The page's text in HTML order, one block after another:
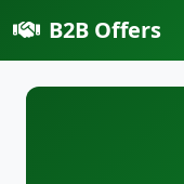
B2B Offers